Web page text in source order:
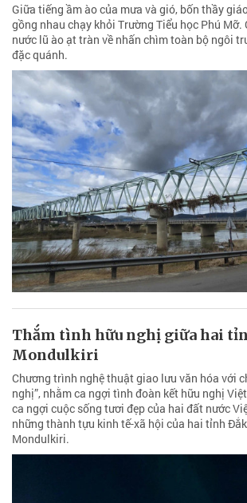
Giữa tiếng ầm ào của mưa và gió, bốn thầy
gồng nhau chạy khỏi Trường Tiểu học Phú
nước lũ ào ạt tràn về nhấn chìm toàn bộ ngôi
đặc quánh.
Thắm tình hữu nghị giữa hai
Mondulkiri
Chương trình nghệ thuật giao lưu văn hóa với
nghị”, nhằm ca ngợi tình đoàn kết hữu nghị
ca ngợi cuộc sống tươi đẹp của hai đất nước
những thành tựu kinh tế-xã hội của hai tỉnh
Mondulkiri.